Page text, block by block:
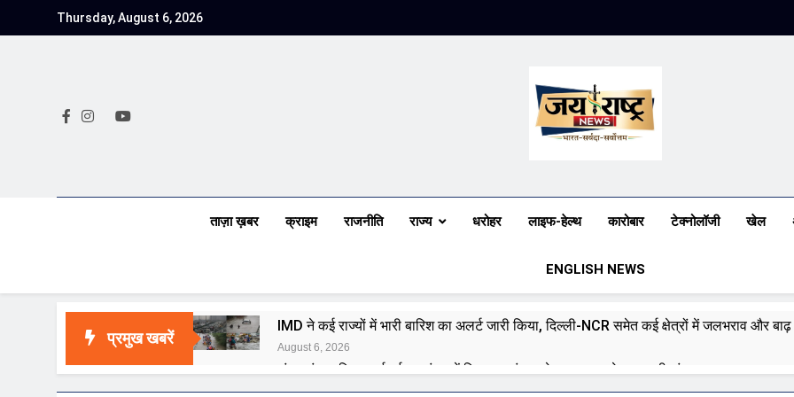
Thursday, August 6, 2026
Jai Rashtra
ताज़ा ख़बर क्राइम राजनीति राज्य धरोहर लाइफ-हेल्थ कारोबार टेक्नोलॉजी खेल
ENGLISH NEWS
प्रमुख खबरें
IMD ने कई राज्यों में भारी बारिश का अलर्ट जारी किया, दिल्ली-NCR समेत कई क्षेत्रों में जलभराव और
August 6, 2026
जंतर-मंतर पुलिस कार्रवाई पर संसद में विपक्ष का हंगामा तेज़, सरकार से जवाब की मांग
August 6, 2026